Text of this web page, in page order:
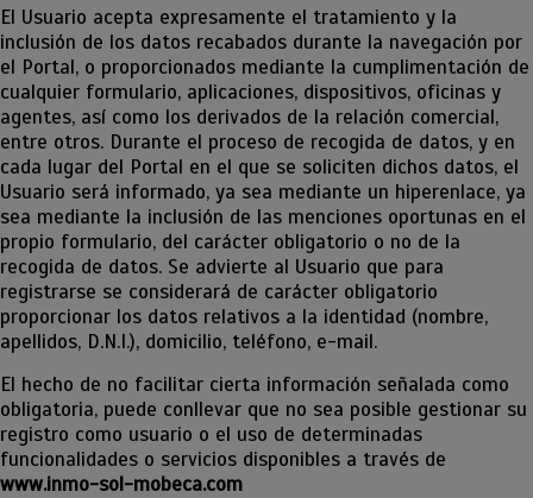
El Usuario acepta expresamente el tratamiento y la
inclusión de los datos recabados durante la navegación por
el Portal, o proporcionados mediante la cumplimentación de
cualquier formulario, aplicaciones, dispositivos, oficinas y
agentes, así como los derivados de la relación comercial,
entre otros. Durante el proceso de recogida de datos, y en
cada lugar del Portal en el que se soliciten dichos datos, el
Usuario será informado, ya sea mediante un hiperenlace, ya
sea mediante la inclusión de las menciones oportunas en el
propio formulario, del carácter obligatorio o no de la
recogida de datos. Se advierte al Usuario que para
registrarse se considerará de carácter obligatorio
proporcionar los datos relativos a la identidad (nombre,
apellidos, D.N.I.), domicilio, teléfono, e-mail.
El hecho de no facilitar cierta información señalada como
obligatoria, puede conllevar que no sea posible gestionar su
registro como usuario o el uso de determinadas
funcionalidades o servicios disponibles a través de
www.inmo-sol-mobeca.com